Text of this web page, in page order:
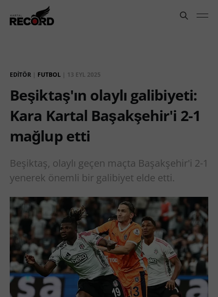
EDITÖR | FUTBOL | 13 EYL 2025
Beşiktaş'ın olaylı galibiyeti:
Kara Kartal Başakşehir'i 2-1
mağlup etti
Beşiktaş, olaylı geçen maçta Başakşehir'i 2-1
yenerek önemli bir galibiyet elde etti.